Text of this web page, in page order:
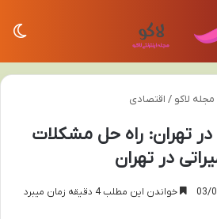
مجله لاکو / اقتصادی
تهران: راه حل مشکلات
در تهران
خواندن این مطلب 4 دقیقه زمان میبرد